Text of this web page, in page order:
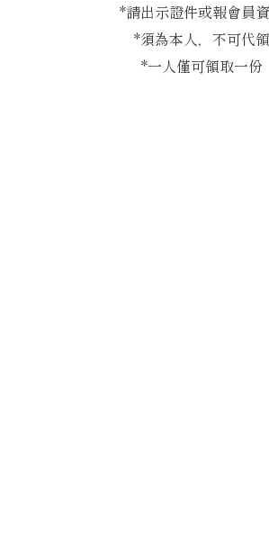
*請出示證件或報會員
*須為本人，不可代領
*一人僅可領取一份